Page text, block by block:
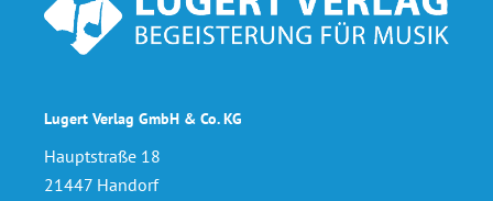
Lugert Verlag GmbH & Co. KG
Hauptstraße 18
21447 Handorf